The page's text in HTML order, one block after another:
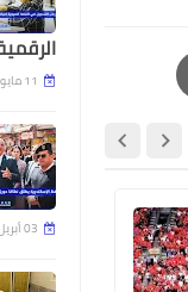
الولايات
الرقمية
11 مايو 2026
03 أبريل 2026